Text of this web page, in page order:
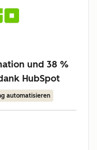
und 38 %
HubSpot
automatisieren